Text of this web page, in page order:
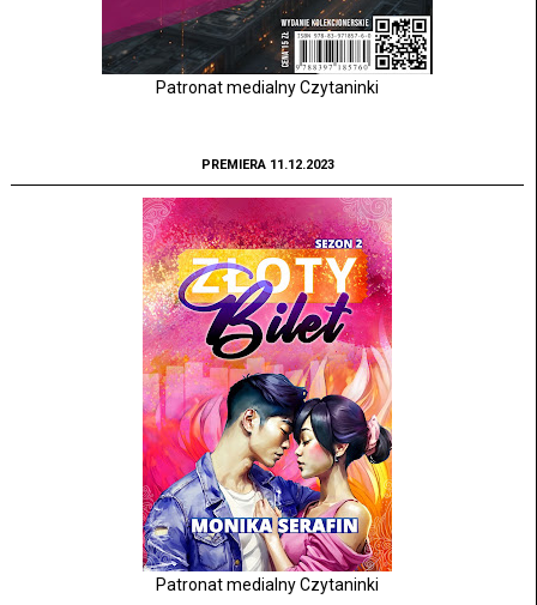
Patronat medialny Czytaninki
PREMIERA 11.12.2023
Patronat medialny Czytaninki